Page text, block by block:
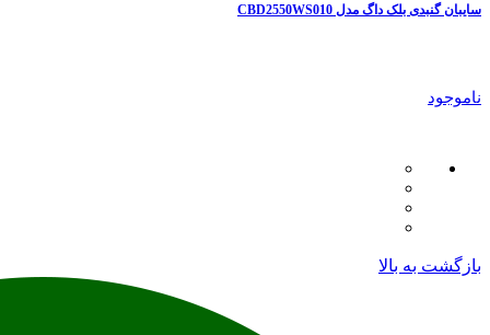
سایبان گنبدی بلک داگ مدل CBD2550WS010
ناموجود
بازگشت به بالا